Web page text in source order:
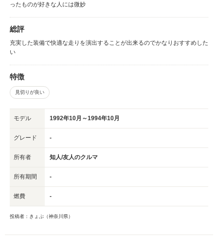
ったものが好きな人には微妙
総評
充実した装備で快適な走りを演出することが出来るのでかなりおすすめした
い
特徴
見切りが良い
モデル 1992年10月～1994年10月
グレード -
所有者 知人/友人のクルマ
所有期間 -
燃費 -
投稿者：きょぷ（神奈川県）